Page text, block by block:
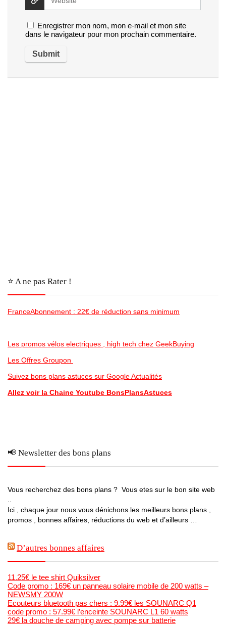
Enregistrer mon nom, mon e-mail et mon site
dans le navigateur pour mon prochain commentaire.
⭐️ A ne pas Rater !
FranceAbonnement : 22€ de réduction sans minimum
Les promos vélos electriques , high tech chez GeekBuying
Les Offres Groupon
Suivez bons plans astuces sur Google Actualités
Allez voir la Chaine Youtube BonsPlansAstuces
📢 Newsletter des bons plans
Vous recherchez des bons plans ? Vous etes sur le bon site web
Ici , chaque jour nous vous dénichons les meilleurs bons plans ,
promos , bonnes affaires, réductions du web et d’ailleurs …
D’autres bonnes affaires
11.25€ le tee shirt Quiksilver
Code promo : 169€ un panneau solaire mobile de 200 watts –
NEWSMY 200W
Ecouteurs bluetooth pas chers : 9.99€ les SOUNARC Q1
code promo : 57.99€ l’enceinte SOUNARC L1 60 watts
29€ la douche de camping avec pompe sur batterie